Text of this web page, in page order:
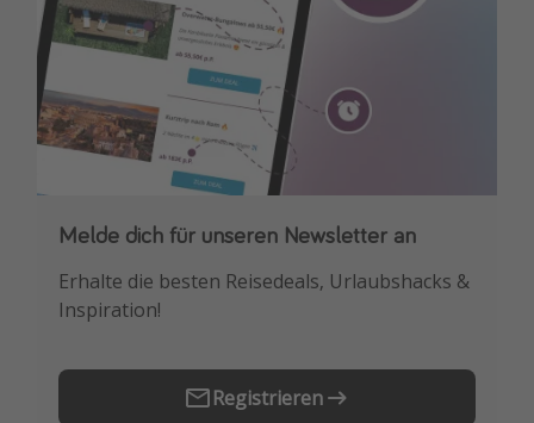
Last Minute Urlaub Mallorca
Last Minute Urlaub Deutschland
Melde dich für unseren Newsletter an
Erhalte die besten Reisedeals, Urlaubshacks &
Inspiration!
Registrieren
Downloade unsere App
Buche die besten Reiseschnäppchen als
Erstes.